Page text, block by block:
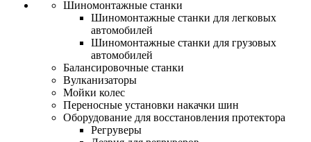
Шиномонтажные станки
Шиномонтажные станки для легковых
автомобилей
Шиномонтажные станки для грузовых
автомобилей
Балансировочные станки
Вулканизаторы
Мойки колес
Переносные установки накачки шин
Оборудование для восстановления протектора
Регруверы